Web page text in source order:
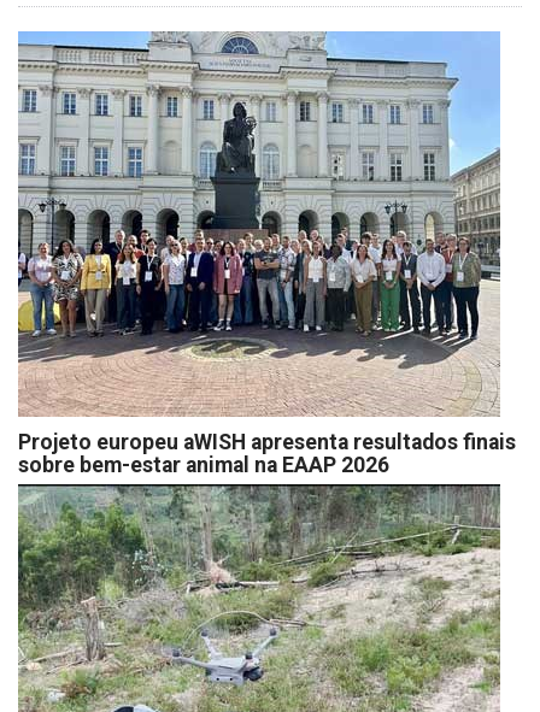
Projeto europeu aWISH apresenta resultados finais
sobre bem-estar animal na EAAP 2026